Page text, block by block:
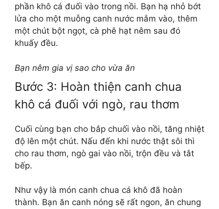
phần khô cá đuối vào trong nồi. Bạn hạ nhỏ bớt
lửa cho một muỗng canh nước mắm vào, thêm
một chút bột ngọt, cà phê hạt nêm sau đó
khuấy đều.
Bạn nêm gia vị sao cho vừa ăn
Bước 3: Hoàn thiện canh chua
khô cá đuối với ngò, rau thơm
Cuối cùng bạn cho bắp chuối vào nồi, tăng nhiệt
độ lên một chút. Nấu đến khi nước thật sôi thì
cho rau thơm, ngò gai vào nồi, trộn đều và tắt
bếp.
Như vậy là món canh chua cá khô đã hoàn
thành. Bạn ăn canh nóng sẽ rất ngon, ăn chung